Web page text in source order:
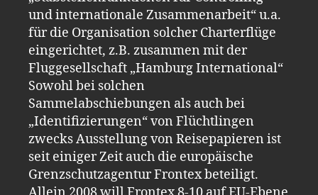
und internationale Zusammenarbeit“ u.a.
für die Organisation solcher Charterflüge
eingerichtet, z.B. zusammen mit der
Fluggesellschaft „Hamburg International“
Sowohl bei solchen
Sammelabschiebungen als auch bei
„Identifizierungen“ von Flüchtlingen
zwecks Ausstellung von Reisepapieren ist
seit einiger Zeit auch die europäische
Grenzschutzagentur Frontex beteiligt.